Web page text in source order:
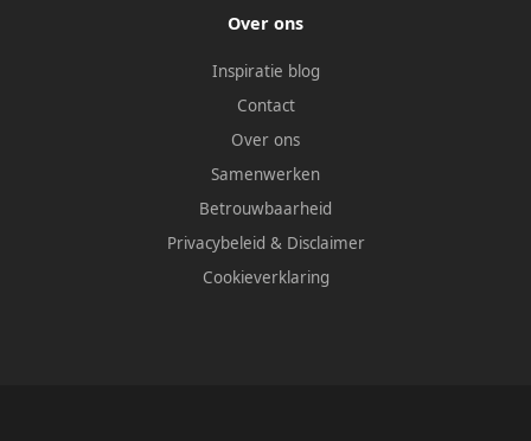
Over ons
Inspiratie blog
Contact
Over ons
Samenwerken
Betrouwbaarheid
Privacybeleid & Disclaimer
Cookieverklaring